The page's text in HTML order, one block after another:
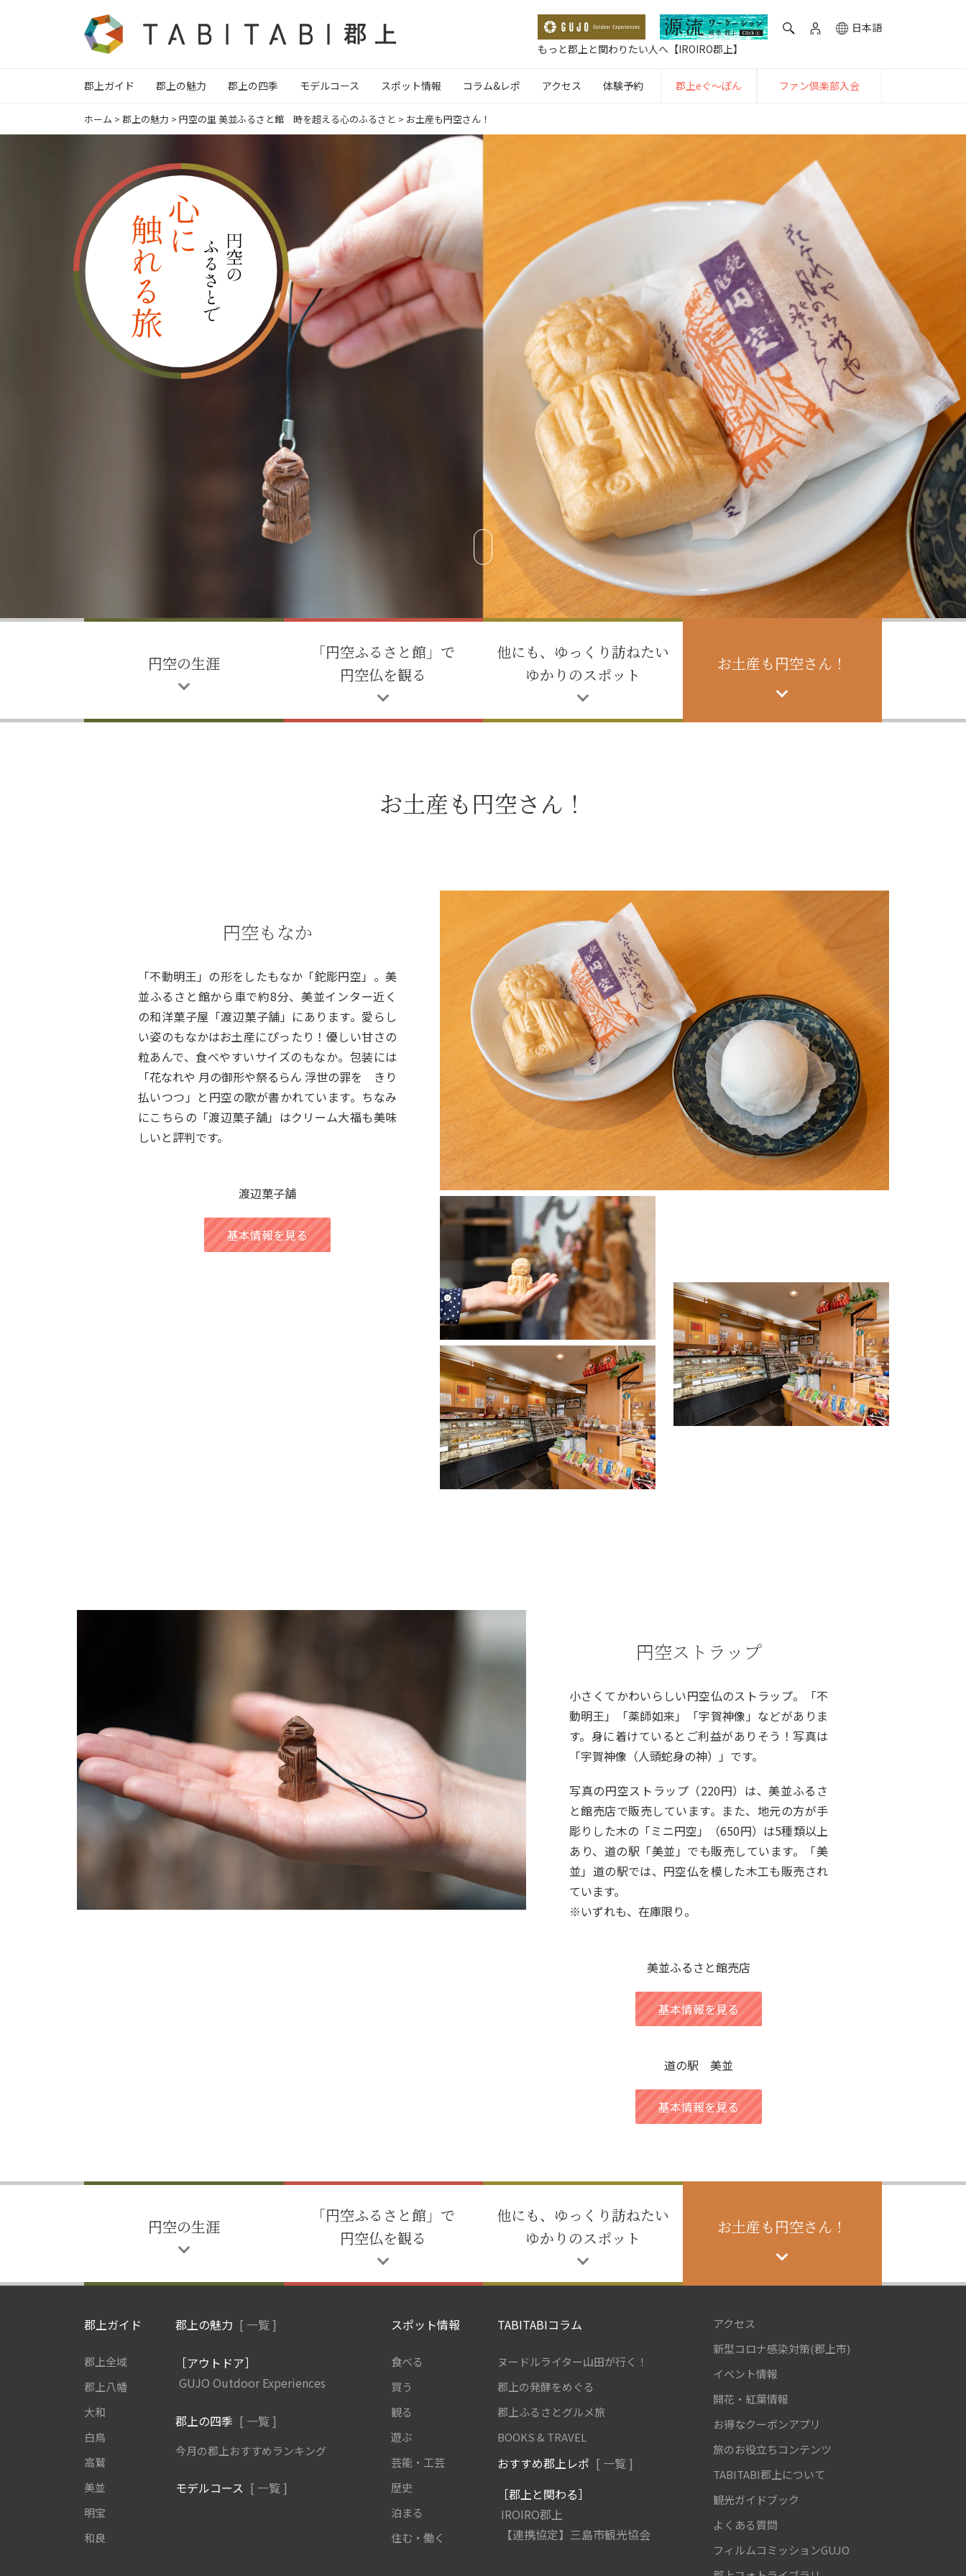
日本語
もっと郡上と関わりたい人へ【IROIRO郡上】
郡上ガイド 郡上の魅力 郡上の四季 モデルコース スポット情報 コラム&レポ アクセス 体験予約 郡上eぐ〜ぽん ファン倶楽部入会
ホーム > 郡上の魅力 > 円空の里 美並ふるさと館 時を超える心のふるさと > お土産も円空さん！
円空の生涯
「円空ふるさと館」で
円空仏を観る
他にも、ゆっくり訪ねたい
ゆかりのスポット
お土産も円空さん！
お土産も円空さん！
円空もなか
「不動明王」の形をしたもなか「鉈彫円空」。美
並ふるさと館から車で約8分、美並インター近く
の和洋菓子屋「渡辺菓子舗」にあります。愛らし
い姿のもなかはお土産にぴったり！優しい甘さの
粒あんで、食べやすいサイズのもなか。包装には
「花なれや 月の御形や祭るらん 浮世の罪を きり
払いつつ」と円空の歌が書かれています。ちなみ
にこちらの「渡辺菓子舗」はクリーム大福も美味
しいと評判です。
渡辺菓子舗
基本情報を見る
円空ストラップ
小さくてかわいらしい円空仏のストラップ。「不
動明王」「薬師如来」「宇賀神像」などがありま
す。身に着けているとご利益がありそう！写真は
「宇賀神像（人頭蛇身の神）」です。
写真の円空ストラップ（220円）は、美並ふるさ
と館売店で販売しています。また、地元の方が手
彫りした木の「ミニ円空」（650円）は5種類以上
あり、道の駅「美並」でも販売しています。「美
並」道の駅では、円空仏を模した木工も販売され
ています。
※いずれも、在庫限り。
美並ふるさと館売店
基本情報を見る
道の駅 美並
基本情報を見る
円空の生涯
「円空ふるさと館」で
円空仏を観る
他にも、ゆっくり訪ねたい
ゆかりのスポット
お土産も円空さん！
郡上ガイド
郡上全域
郡上八幡
大和
白鳥
高鷲
美並
明宝
和良
郡上の魅力 [ 一覧 ]
［アウトドア］
GUJO Outdoor Experiences
郡上の四季 [ 一覧 ]
今月の郡上おすすめランキング
モデルコース [ 一覧 ]
スポット情報
食べる
買う
観る
遊ぶ
芸能・工芸
歴史
泊まる
住む・働く
TABITABIコラム
ヌードルライター山田が行く！
郡上の発酵をめぐる
郡上ふるさとグルメ旅
BOOKS & TRAVEL
おすすめ郡上レポ [ 一覧 ]
［郡上と関わる］
IROIRO郡上
【連携協定】三島市観光協会
アクセス
新型コロナ感染対策(郡上市)
イベント情報
開花・紅葉情報
お得なクーポンアプリ
旅のお役立ちコンテンツ
TABITABI郡上について
観光ガイドブック
よくある質問
フィルムコミッションGUJO